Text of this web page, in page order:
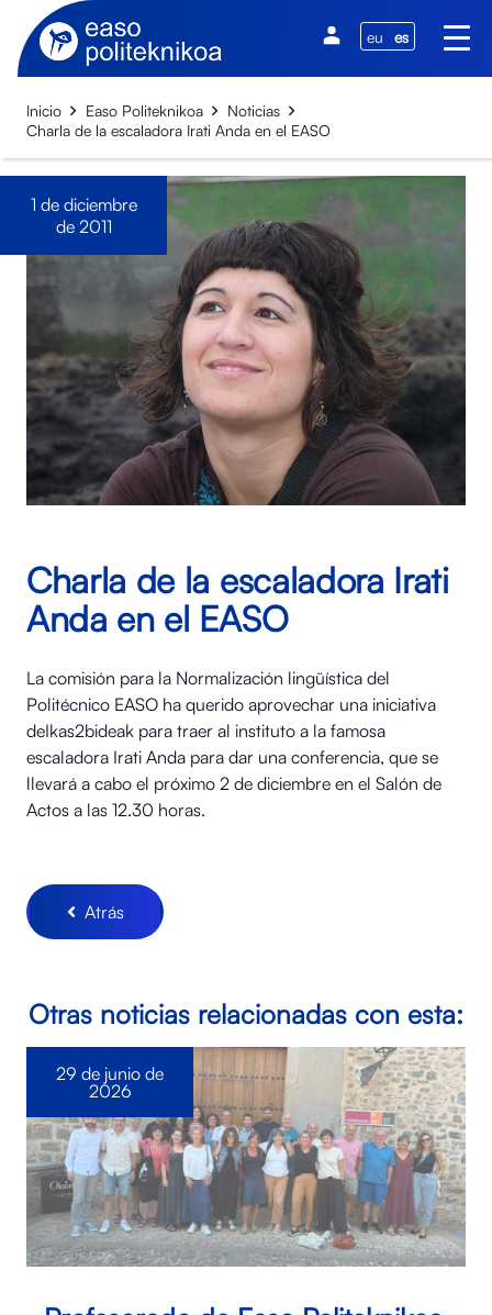
eu es
Inicio Easo Politeknikoa
Noticias
Charla de la escaladora Irati Anda en el EASO
1 de diciembre
de 2011
Charla de la escaladora Irati
Anda en el EASO
La comisión para la Normalización lingüística del
Politécnico EASO ha querido aprovechar una iniciativa
deIkas2bideak para traer al instituto a la famosa
escaladora Irati Anda para dar una conferencia, que se
llevará a cabo el próximo 2 de diciembre en el Salón de
Actos a las 12.30 horas.
Atrás
Otras noticias relacionadas con esta:
29 de junio de
2026